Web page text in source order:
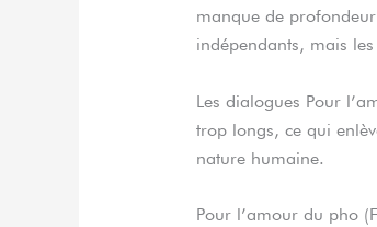
manque de
indépendants, mais
Les dialogues Pour
trop longs, ce qui
nature humaine.
Pour l’amour du pho